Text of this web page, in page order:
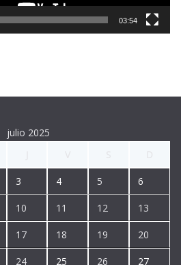
03:54
julio 2025
3 4 5 6
10 11 12 13
17 18 19 20
24 25 26 27